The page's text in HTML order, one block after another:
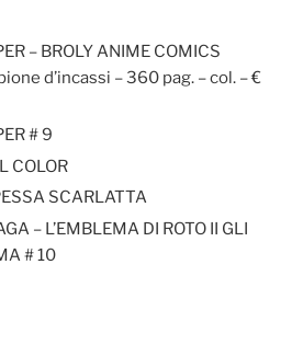
– BROLY ANIME COMICS
d’incassi – 360 pag. – col. – €
# 9
COLOR
SCARLATTA
– L’EMBLEMA DI ROTO II GLI
# 10